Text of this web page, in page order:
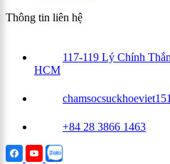
Thông tin liên hệ
117-119 Lý Chính
HCM
+84 28 3866 1463